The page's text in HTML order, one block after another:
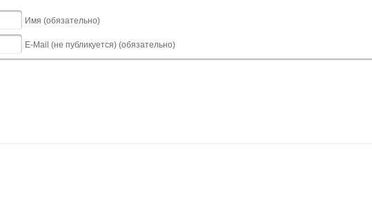
Имя (обязательно)
E-Mail (не публикуется) (обязательно)